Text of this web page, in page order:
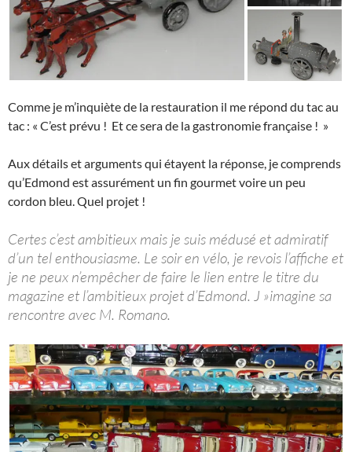
Comme je m’inquiète de la restauration il me répond du tac au
tac : « C’est prévu ! Et ce sera de la gastronomie française ! »
Aux détails et arguments qui étayent la réponse, je comprends
qu’Edmond est assurément un fin gourmet voire un peu
cordon bleu. Quel projet !
Certes c’est ambitieux mais je suis médusé et admiratif
d’un tel enthousiasme. Le soir en vélo, je revois l’affiche et
je ne peux n’empêcher de faire le lien entre le titre du
magazine et l’ambitieux projet d’Edmond. J »imagine sa
rencontre avec M. Romano.